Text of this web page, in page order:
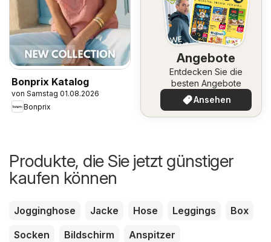
Bonprix Katalog
von Samstag 01.08.2026
Bonprix
Angebote
Entdecken Sie die
besten Angebote
Ansehen
Produkte, die Sie jetzt günstiger
kaufen können
Jogginghose Jacke Hose Leggings
Box
Socken
Bildschirm Anspitzer